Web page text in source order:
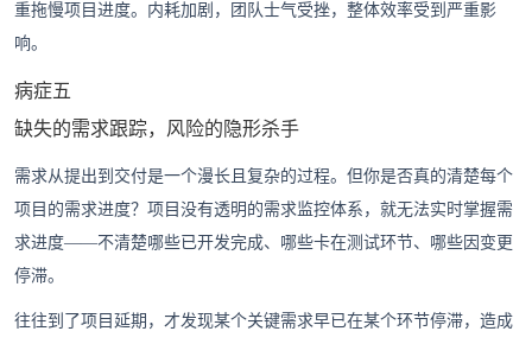
重拖慢项目进度。内耗加剧，团队士气受挫，整体效率受到严重影
响。
病症五
缺失的需求跟踪，风险的隐形杀手
需求从提出到交付是一个漫长且复杂的过程。但你是否真的清楚每个
项目的需求进度？项目没有透明的需求监控体系，就无法实时掌握需
求进度——不清楚哪些已开发完成、哪些卡在测试环节、哪些因变更
停滞。
往往到了项目延期，才发现某个关键需求早已在某个环节停滞，造成